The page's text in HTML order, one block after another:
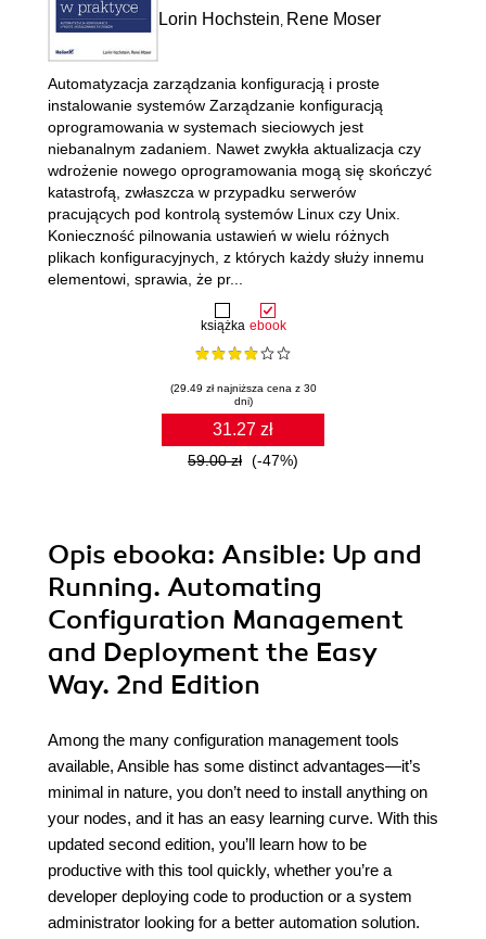
Lorin Hochstein, Rene Moser
książka ebook
(29.49 zł najniższa cena z 30
dni)
31.27 zł
59.00 zł (-47%)
Automatyzacja zarządzania konfiguracją i proste
instalowanie systemów Zarządzanie konfiguracją
oprogramowania w systemach sieciowych jest
niebanalnym zadaniem. Nawet zwykła aktualizacja czy
wdrożenie nowego oprogramowania mogą się skończyć
katastrofą, zwłaszcza w przypadku serwerów
pracujących pod kontrolą systemów Linux czy Unix.
Konieczność pilnowania ustawień w wielu różnych
plikach konfiguracyjnych, z których każdy służy innemu
elementowi, sprawia, że pr...
Opis ebooka: Ansible: Up and
Running. Automating
Configuration Management
and Deployment the Easy
Way. 2nd Edition
Among the many configuration management tools
available, Ansible has some distinct advantages—it’s
minimal in nature, you don’t need to install anything on
your nodes, and it has an easy learning curve. With this
updated second edition, you’ll learn how to be
productive with this tool quickly, whether you’re a
developer deploying code to production or a system
administrator looking for a better automation solution.